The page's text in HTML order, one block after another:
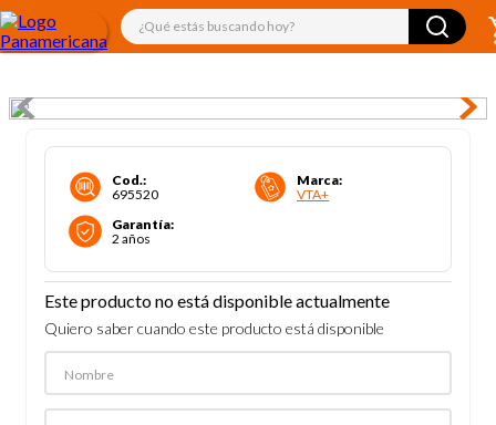
¿Qué estás buscando hoy?
Cod.:
695520
Marca:
VTA+
Garantía:
2 años
Este producto no está disponible actualmente
Quiero saber cuando este producto está disponible